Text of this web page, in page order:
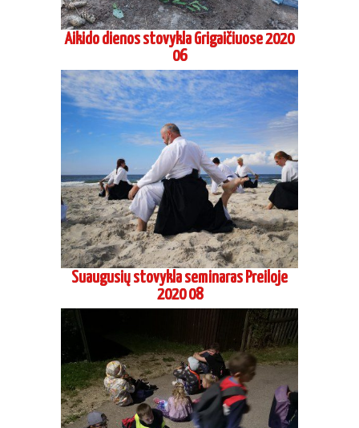
Aikido dienos stovykla Grigaičiuose 2020
06
Suaugusių stovykla seminaras Preiloje
2020 08